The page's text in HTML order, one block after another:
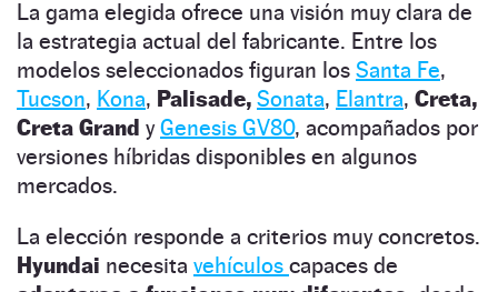
La gama elegida ofrece una visión muy clara de
la estrategia actual del fabricante. Entre los
modelos seleccionados figuran los Santa Fe,
Tucson, Kona, Palisade, Sonata, Elantra, Creta,
Creta Grand y Genesis GV80, acompañados por
versiones híbridas disponibles en algunos
mercados.
La elección responde a criterios muy concretos.
Hyundai necesita vehículos capaces de